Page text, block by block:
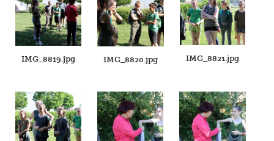
IMG_8819.jpg IMG_8820.jpg IMG_8821.jpg